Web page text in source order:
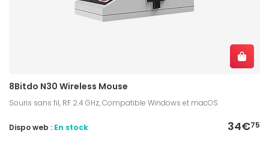
8Bitdo N30 Wireless Mouse
Souris sans fil, RF 2.4 GHz, Compatible Windows et macOS
34€75
Dispo web : En stock